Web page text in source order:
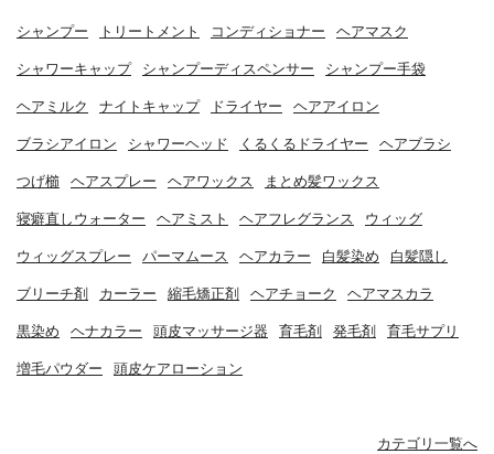
シャンプー トリートメント コンディショナー ヘアマスク
シャワーキャップ シャンプーディスペンサー シャンプー手袋
ヘアミルク ナイトキャップ ドライヤー ヘアアイロン
ブラシアイロン シャワーヘッド くるくるドライヤー ヘアブラシ
つげ櫛 ヘアスプレー ヘアワックス まとめ髪ワックス
寝癖直しウォーター ヘアミスト ヘアフレグランス ウィッグ
ウィッグスプレー パーマムース ヘアカラー 白髪染め 白髪隠し
ブリーチ剤 カーラー 縮毛矯正剤 ヘアチョーク ヘアマスカラ
黒染め ヘナカラー 頭皮マッサージ器 育毛剤 発毛剤 育毛サプリ
増毛パウダー 頭皮ケアローション
カテゴリ一覧へ